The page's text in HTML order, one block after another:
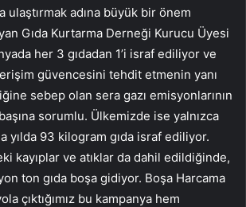
ulaştırmak adına büyük bir önem
Gıda Kurtarma Derneği Kurucu Üyesi
her 3 gıdadan 1’i israf ediliyor ve
güvencesini tehdit etmenin yanı
sebep olan sera gazı emisyonlarının
sorumlu. Ülkemizde ise yalnızca
yılda 93 kilogram gıda israf ediliyor.
kayıplar ve atıklar da dahil edildiğinde,
ton gıda boşa gidiyor. Boşa Harcama
çıktığımız bu kampanya hem